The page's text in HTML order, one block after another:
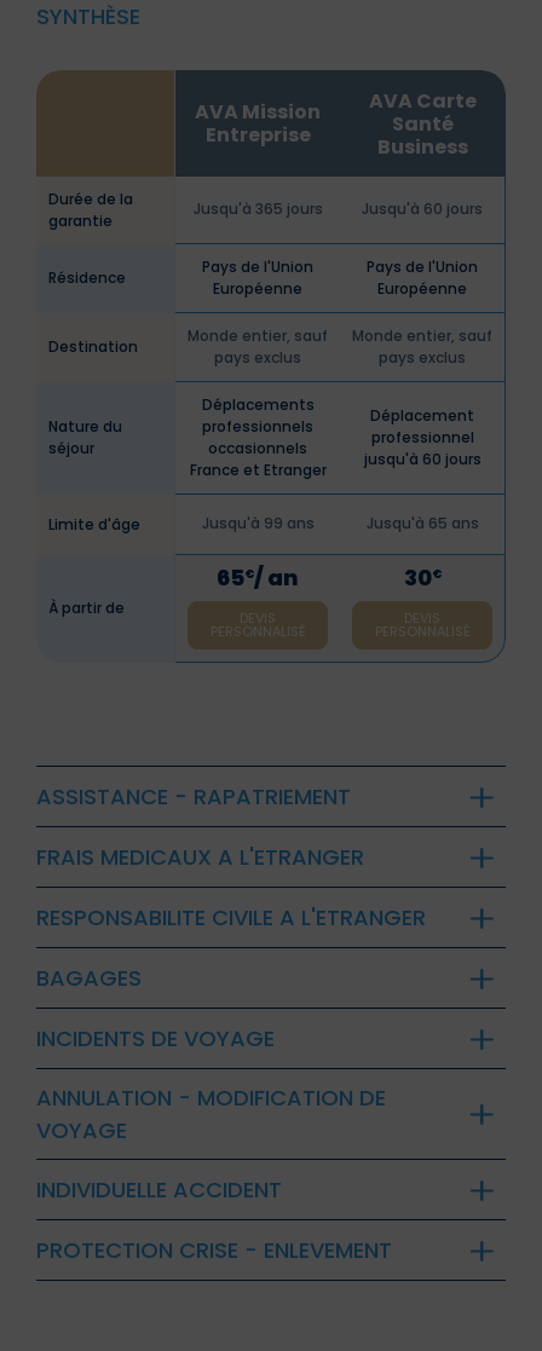
SYNTHÈSE
AVA Mission
Entreprise
AVA Carte
Santé
Business
Durée de la
garantie
Jusqu'à 365 jours Jusqu'à 60 jours
Résidence
Pays de l'Union
Européenne
Pays de l'Union
Européenne
Destination
Monde entier, sauf
pays exclus
Monde entier, sauf
pays exclus
Nature du
séjour
Déplacements
professionnels
occasionnels
France et Etranger
Déplacement
professionnel
jusqu'à 60 jours
Limite d'âge Jusqu'à 99 ans Jusqu'à 65 ans
À partir de
65€/ an
DEVIS
PERSONNALISÉ
30€
DEVIS
PERSONNALISÉ
ASSISTANCE - RAPATRIEMENT
FRAIS MEDICAUX A L'ETRANGER
RESPONSABILITE CIVILE A L'ETRANGER
BAGAGES
INCIDENTS DE VOYAGE
ANNULATION - MODIFICATION DE
VOYAGE
INDIVIDUELLE ACCIDENT
PROTECTION CRISE - ENLEVEMENT